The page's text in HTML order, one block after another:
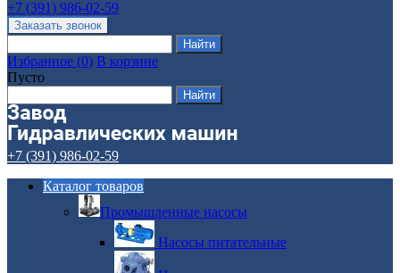
+7 (391) 986-02-59
Избранное (0) В корзине
Пусто
+7 (391) 986-02-59
Каталог товаров
Промышленные насосы
Насосы питательные